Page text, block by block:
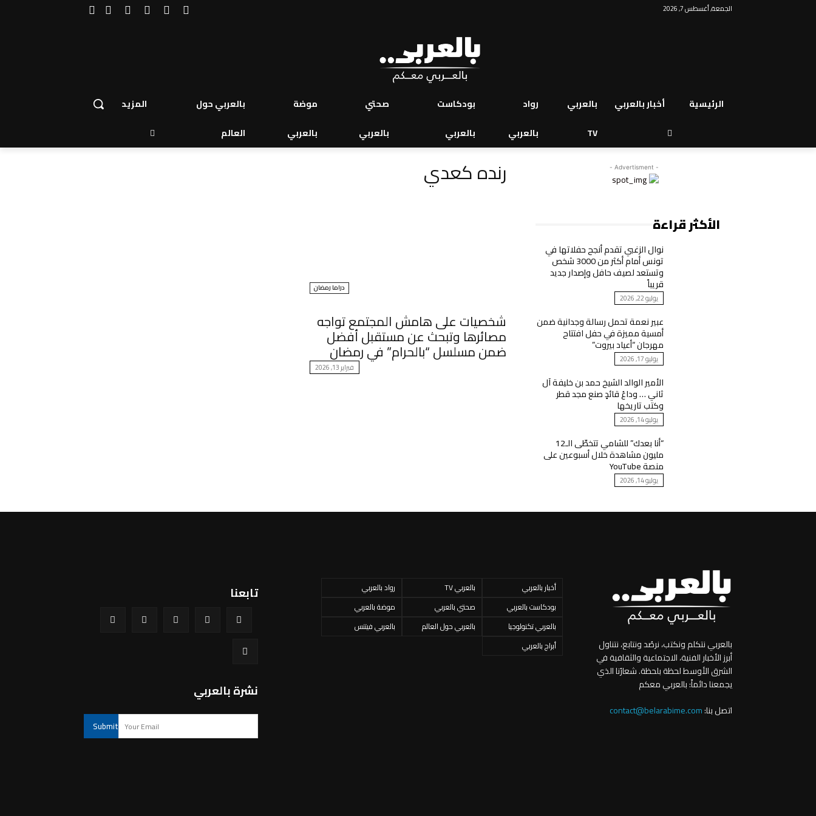
الجمعة, أغسطس 7, 2026
الرئيسية أخبار بالعربي
بالعربي
TV
رواد
بالعربي
بودكاست
بالعربي
صحتي
بالعربي
موضة
بالعربي
بالعربي حول
العالم
المزيد
رنده كعدي
دراما رمضان
شخصيات على هامش المجتمع تواجه
مصائرها وتبحث عن مستقبل أفضل
ضمن مسلسل “بالحرام” في رمضان
فبراير 13, 2026
- Advertisment -
الأكثر قراءة
نوال الزغبي تقدم أنجح حفلاتها في
تونس أمام أكثر من 3000 شخص
وتستعد لصيف حافل وإصدار جديد
قريباً
يوليو 22, 2026
عبير نعمة تحمل رسالة وجدانية ضمن
أمسية مميزة في حفل افتتاح
مهرجان “أعياد بيروت”
يوليو 17, 2026
الأمير الوالد الشيخ حمد بن خليفة آل
ثاني … وداعُ قائدٍ صنع مجد قطر
وكتب تاريخها
يوليو 14, 2026
“أنا بعدك” للشامي تتخطّى الـ12
مليون مشاهدة خلال أسبوعين على
منصة YouTube
يوليو 14, 2026
تابعنا
نشرة بالعربي
أخبار بالعربي بالعربي TV
رواد بالعربي
بودكاست بالعربي
صحتي بالعربي
موضة بالعربي
بالعربي تكنولوجيا
بالعربي حول العالم
بالعربي فيتنس
أبراج بالعربي
بالعربي نتكلم ونكتب، نرصُد ونتابع، نتناول
أبرز الأخبار الفنية، الاجتماعية والثقافية في
الشرق الأوسط لحظة بلحظة. شعارُنا الذي
يجمعنا دائماً: بالعربي معكم
اتصل بنا:contact@belarabime.com